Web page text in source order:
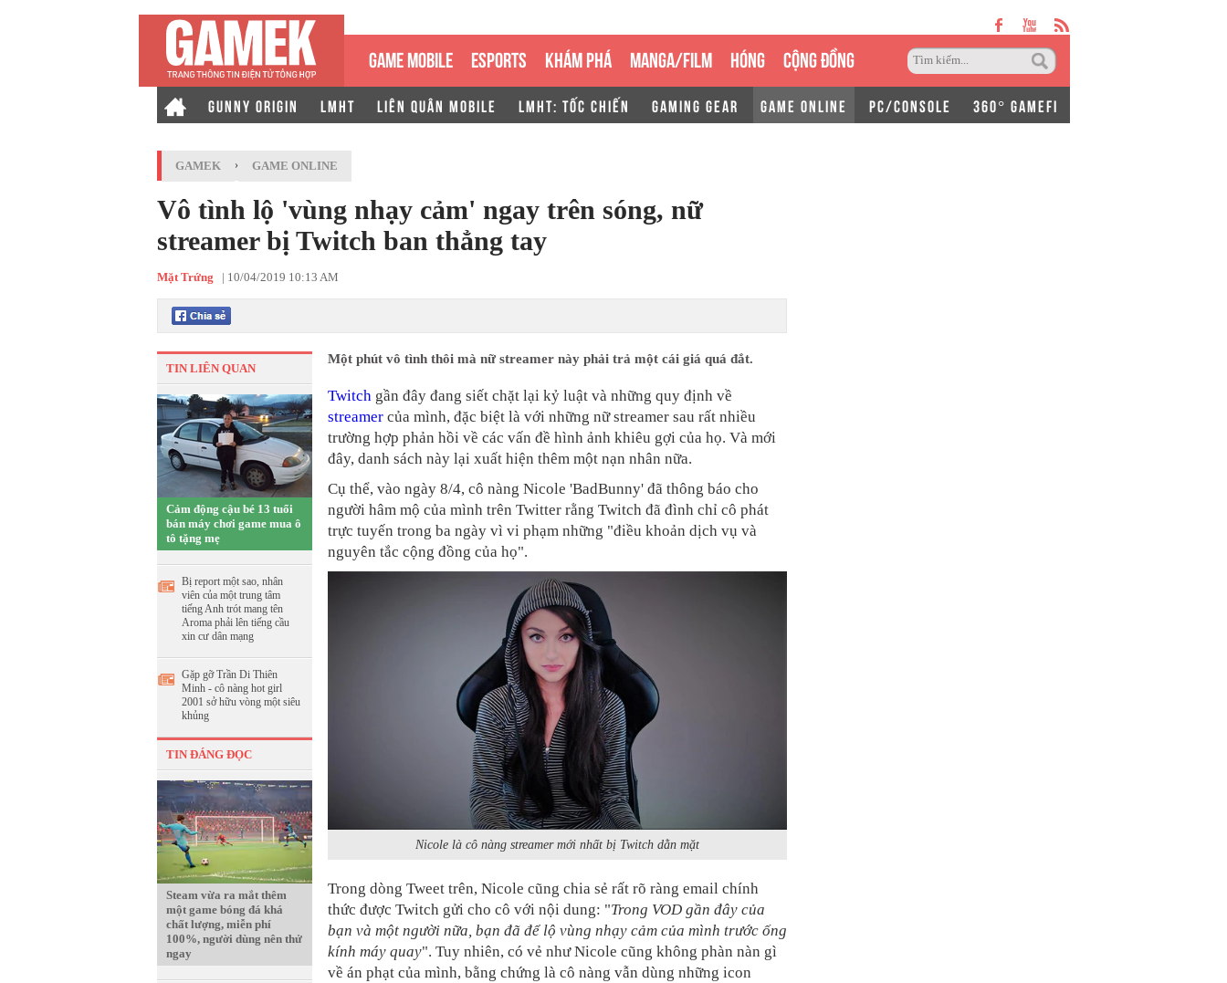
GAME MOBILE ESPORTS KHÁM PHÁ MANGA/FILM HÓNG CỘNG ĐỒNG
GUNNY ORIGIN LMHT LIÊN QUÂN MOBILE LMHT: TỐC CHIẾN GAMING GEAR GAME ONLINE PC/CONSOLE 360° GAMEFI
GAMEK › GAME ONLINE
Vô tình lộ 'vùng nhạy cảm' ngay trên sóng, nữ
streamer bị Twitch ban thẳng tay
Mặt Trứng | 10/04/2019 10:13 AM
TIN LIÊN QUAN
Cảm động cậu bé 13 tuổi
bán máy chơi game mua ô
tô tặng mẹ
Bị report một sao, nhân
viên của một trung tâm
tiếng Anh trót mang tên
Aroma phải lên tiếng cầu
xin cư dân mạng
Gặp gỡ Trần Di Thiên
Minh - cô nàng hot girl
2001 sở hữu vòng một siêu
khủng
TIN ĐÁNG ĐỌC
Steam vừa ra mắt thêm
một game bóng đá khá
chất lượng, miễn phí
100%, người dùng nên thử
ngay
Một phút vô tình thôi mà nữ streamer này phải trả một cái giá quá đắt.
Twitch gần đây đang siết chặt lại kỷ luật và những quy định về
streamer của mình, đặc biệt là với những nữ streamer sau rất nhiều
trường hợp phản hồi về các vấn đề hình ảnh khiêu gợi của họ. Và mới
đây, danh sách này lại xuất hiện thêm một nạn nhân nữa.
Cụ thể, vào ngày 8/4, cô nàng Nicole 'BadBunny' đã thông báo cho
người hâm mộ của mình trên Twitter rằng Twitch đã đình chỉ cô phát
trực tuyến trong ba ngày vì vi phạm những "điều khoản dịch vụ và
nguyên tắc cộng đồng của họ".
Nicole là cô nàng streamer mới nhất bị Twitch dằn mặt
Trong dòng Tweet trên, Nicole cũng chia sẻ rất rõ ràng email chính
thức được Twitch gửi cho cô với nội dung: "Trong VOD gần đây của
bạn và một người nữa, bạn đã để lộ vùng nhạy cảm của mình trước ống
kính máy quay". Tuy nhiên, có vẻ như Nicole cũng không phàn nàn gì
về án phạt của mình, bằng chứng là cô nàng vẫn dùng những icon